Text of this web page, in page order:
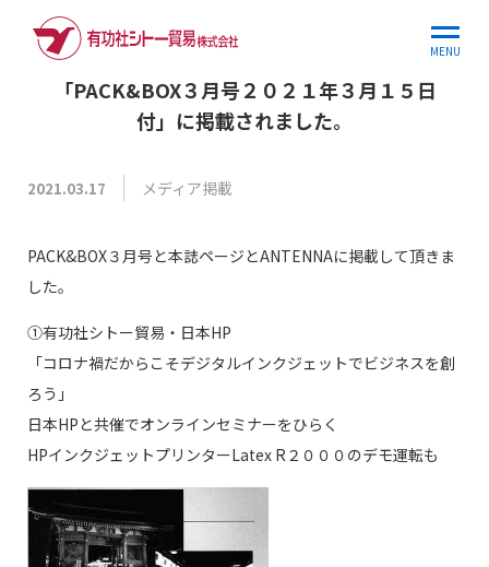
MENU
ホームお知らせ 「PACK&BOX３月号２０２…
「PACK&BOX３月号２０２１年３月１５日
付」に掲載されました。
2021.03.17 メディア掲載
PACK&BOX３月号と本誌ページとANTENNAに掲載して頂きま
した。
①有功社シトー貿易・日本HP
「コロナ禍だからこそデジタルインクジェットでビジネスを創
ろう」
日本HPと共催でオンラインセミナーをひらく
HPインクジェットプリンターLatex R２０００のデモ運転も